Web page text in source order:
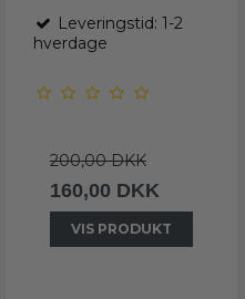
Leveringstid: 1-2
hverdage
200,00 DKK
160,00 DKK
VIS PRODUKT